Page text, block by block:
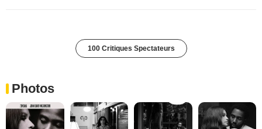
100 Critiques Spectateurs
Photos